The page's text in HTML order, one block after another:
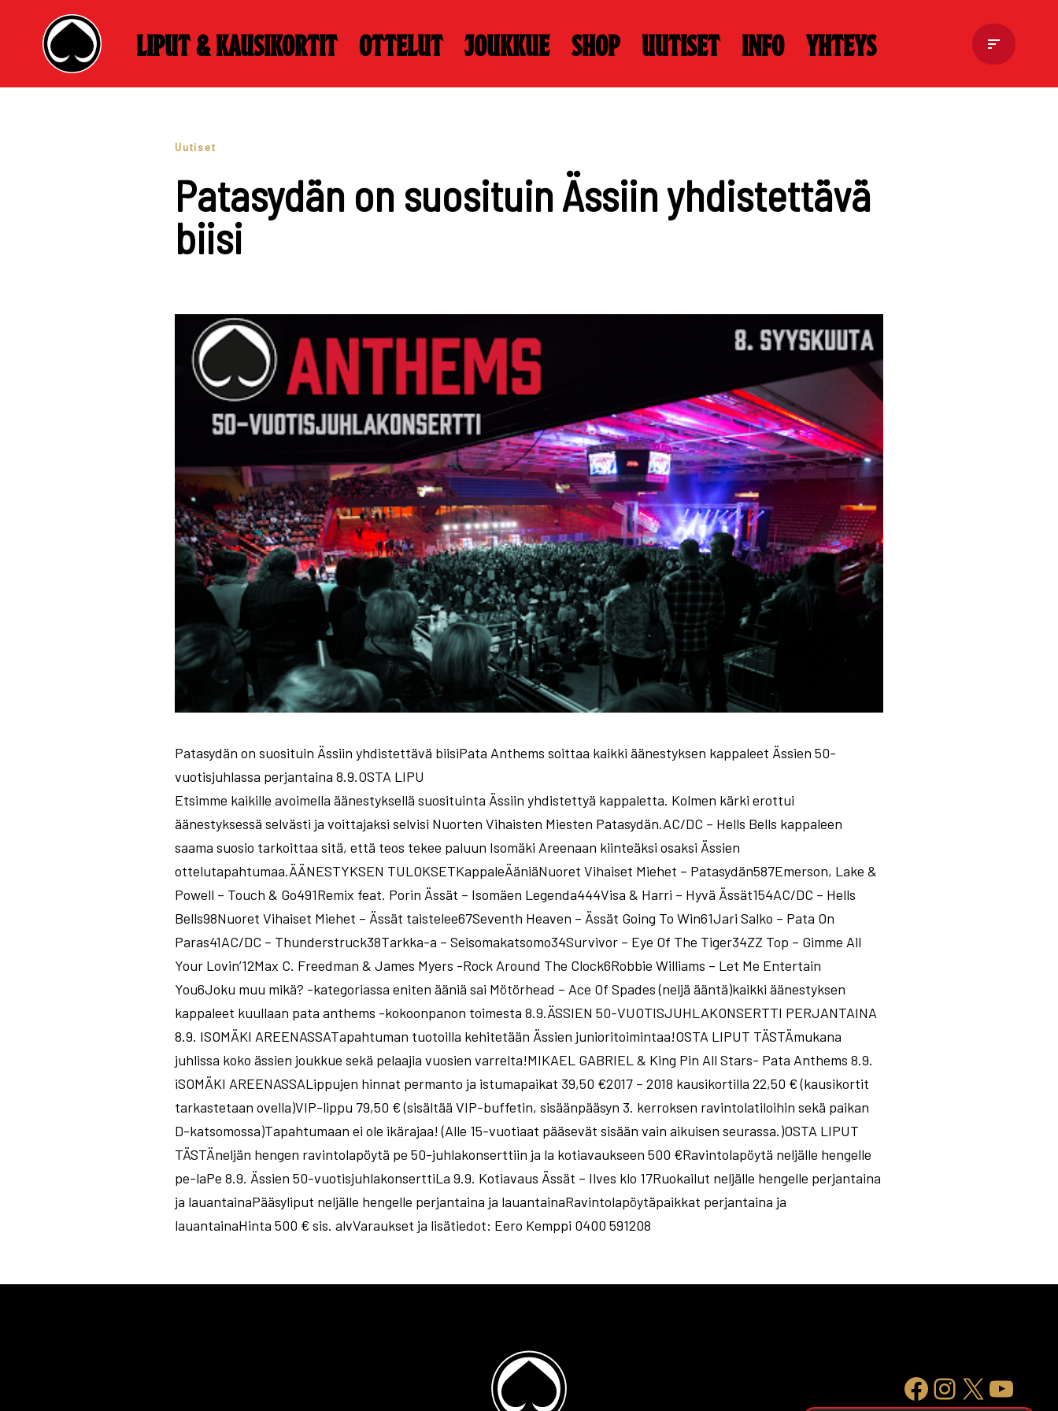
content
Liput & kausikortit Ottelut Joukkue Shop Uutiset Info Yhteys
Patasydän on suosituin Ässiin yhdistettävä
biisi
Uutiset
Patasydän on suosituin Ässiin yhdistettävä biisiPata Anthems soittaa kaikki äänestyksen kappaleet Ässien 50-
vuotisjuhlassa perjantaina 8.9.OSTA LIPU
Etsimme kaikille avoimella äänestyksellä suosituinta Ässiin yhdistettyä kappaletta. Kolmen kärki erottui
äänestyksessä selvästi ja voittajaksi selvisi Nuorten Vihaisten Miesten Patasydän.AC/DC – Hells Bells kappaleen
saama suosio tarkoittaa sitä, että teos tekee paluun Isomäki Areenaan kiinteäksi osaksi Ässien
ottelutapahtumaa.ÄÄNESTYKSEN TULOKSETKappaleÄäniäNuoret Vihaiset Miehet – Patasydän587Emerson, Lake &
Powell – Touch & Go491Remix feat. Porin Ässät – Isomäen Legenda444Visa & Harri – Hyvä Ässät154AC/DC – Hells
Bells98Nuoret Vihaiset Miehet – Ässät taistelee67Seventh Heaven – Ässät Going To Win61Jari Salko – Pata On
Paras41AC/DC – Thunderstruck38Tarkka-a – Seisomakatsomo34Survivor – Eye Of The Tiger34ZZ Top – Gimme All
Your Lovin’12Max C. Freedman & James Myers -Rock Around The Clock6Robbie Williams – Let Me Entertain
You6Joku muu mikä? -kategoriassa eniten ääniä sai Mötörhead – Ace Of Spades (neljä ääntä)kaikki äänestyksen
kappaleet kuullaan pata anthems -kokoonpanon toimesta 8.9.ÄSSIEN 50-VUOTISJUHLAKONSERTTI PERJANTAINA
8.9. ISOMÄKI AREENASSATapahtuman tuotoilla kehitetään Ässien junioritoimintaa!OSTA LIPUT TÄSTÄmukana
juhlissa koko ässien joukkue sekä pelaajia vuosien varrelta!MIKAEL GABRIEL & King Pin All Stars- Pata Anthems 8.9.
iSOMÄKI AREENASSALippujen hinnat permanto ja istumapaikat 39,50 €2017 – 2018 kausikortilla 22,50 € (kausikortit
tarkastetaan ovella)VIP-lippu 79,50 € (sisältää VIP-buffetin, sisäänpääsyn 3. kerroksen ravintolatiloihin sekä paikan
D-katsomossa)Tapahtumaan ei ole ikärajaa! (Alle 15-vuotiaat pääsevät sisään vain aikuisen seurassa.)OSTA LIPUT
TÄSTÄneljän hengen ravintolapöytä pe 50-juhlakonserttiin ja la kotiavaukseen 500 €Ravintolapöytä neljälle hengelle
pe-laPe 8.9. Ässien 50-vuotisjuhlakonserttiLa 9.9. Kotiavaus Ässät – Ilves klo 17Ruokailut neljälle hengelle perjantaina
ja lauantainaPääsyliput neljälle hengelle perjantaina ja lauantainaRavintolapöytäpaikkat perjantaina ja
lauantainaHinta 500 € sis. alvVaraukset ja lisätiedot: Eero Kemppi 0400 591208